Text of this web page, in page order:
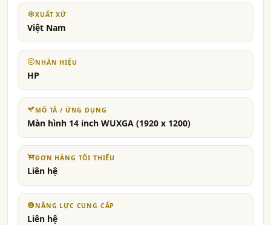
XUẤT XỨ
Việt Nam
NHÃN HIỆU
HP
MÔ TẢ / ỨNG DỤNG
Màn hình 14 inch WUXGA (1920 x 1200)
ĐƠN HÀNG TỐI THIỂU
Liên hệ
NĂNG LỰC CUNG CẤP
Liên hệ